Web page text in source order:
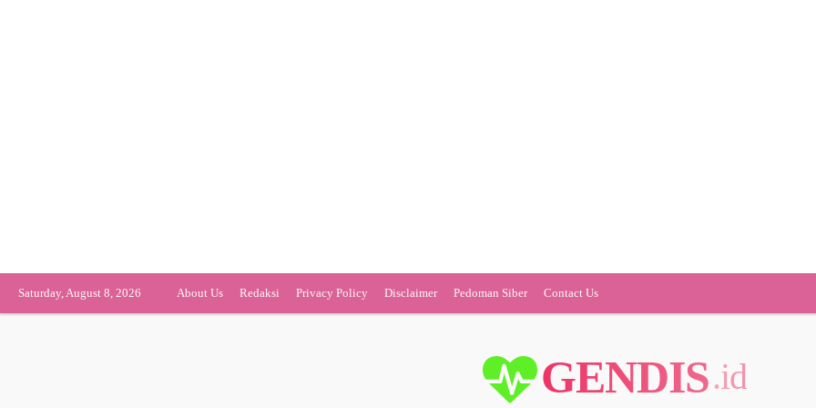
Saturday, August 8, 2026 About Us Redaksi Privacy Policy Disclaimer Pedoman Siber Contact Us
GENDIS.id